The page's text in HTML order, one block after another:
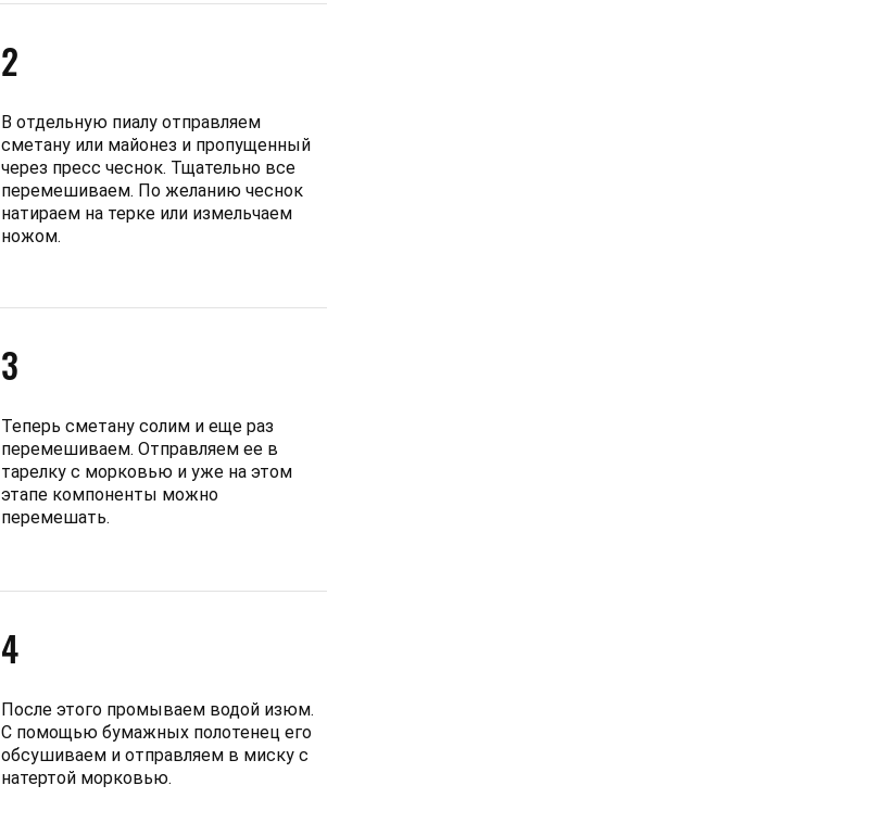
2
В отдельную пиалу отправляем
сметану или майонез и пропущенный
через пресс чеснок. Тщательно все
перемешиваем. По желанию чеснок
натираем на терке или измельчаем
ножом.
3
Теперь сметану солим и еще раз
перемешиваем. Отправляем ее в
тарелку с морковью и уже на этом
этапе компоненты можно
перемешать.
4
После этого промываем водой изюм.
С помощью бумажных полотенец его
обсушиваем и отправляем в миску с
натертой морковью.